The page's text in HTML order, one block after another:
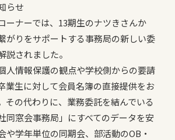
らせ
ーナーでは、13期生のナツきさんか
がりをサポートする事務局の新しい委
説されました。
人情報保護の観点や学校側からの要請
業生に対して会員名簿の直接提供をお
その代わりに、業務委託を結んでいる
同窓会事務局」にすべてのデータを安
や学年単位の同期会、部活動のOB・